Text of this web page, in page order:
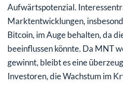
Aufwärtspotenzial.
Marktentwicklungen,
Bitcoin, im Auge behalten, da
beeinflussen könnte. Da MNT
gewinnt, bleibt es eine
Investoren, die Wachstum im